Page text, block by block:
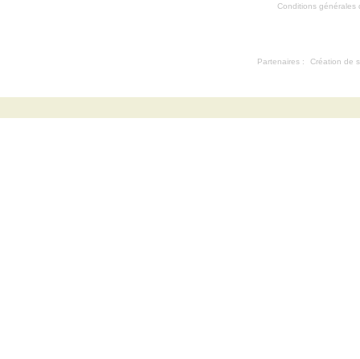
Conditions générales
Partenaires : Création de